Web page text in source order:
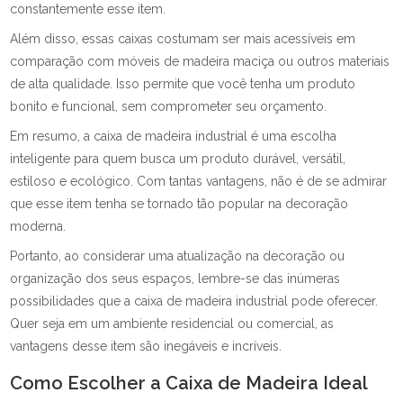
constantemente esse item.
Além disso, essas caixas costumam ser mais acessíveis em
comparação com móveis de madeira maciça ou outros materiais
de alta qualidade. Isso permite que você tenha um produto
bonito e funcional, sem comprometer seu orçamento.
Em resumo, a caixa de madeira industrial é uma escolha
inteligente para quem busca um produto durável, versátil,
estiloso e ecológico. Com tantas vantagens, não é de se admirar
que esse item tenha se tornado tão popular na decoração
moderna.
Portanto, ao considerar uma atualização na decoração ou
organização dos seus espaços, lembre-se das inúmeras
possibilidades que a caixa de madeira industrial pode oferecer.
Quer seja em um ambiente residencial ou comercial, as
vantagens desse item são inegáveis e incríveis.
Como Escolher a Caixa de Madeira Ideal